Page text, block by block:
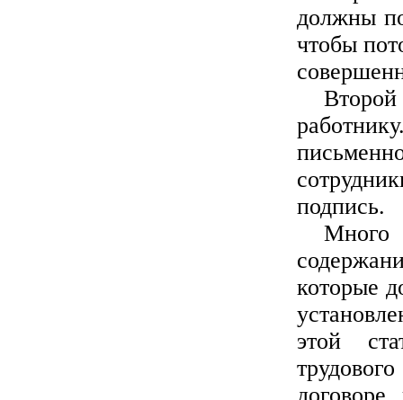
должны
чтобы
подпись.
которые
этой